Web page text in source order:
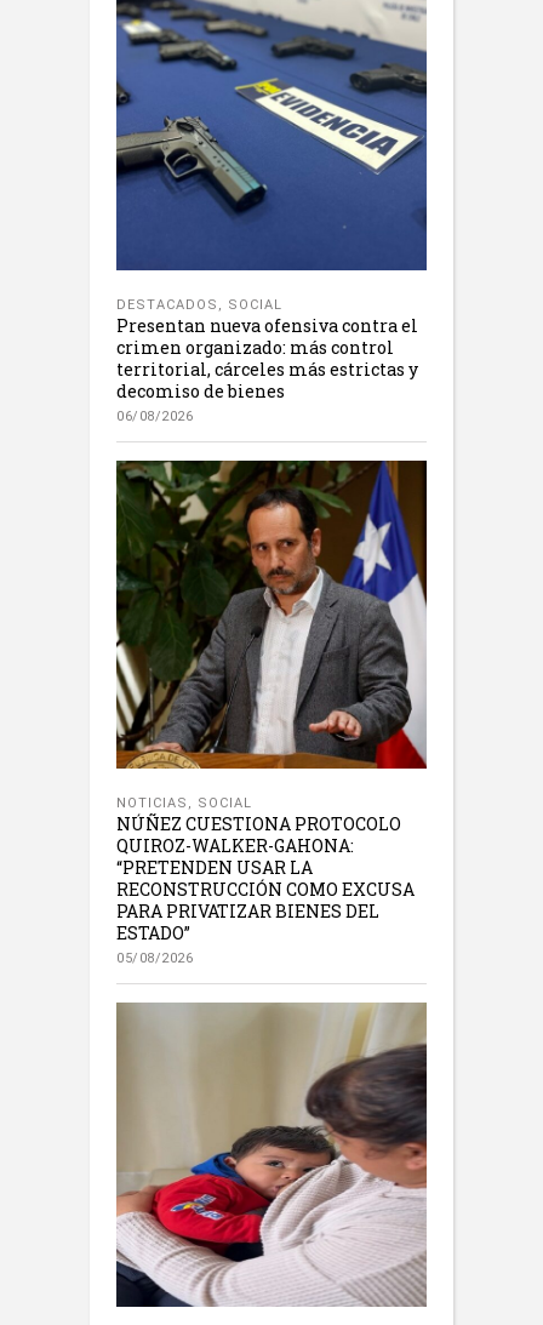
DESTACADOS , SOCIAL
Presentan nueva ofensiva contra el
crimen organizado: más control
territorial, cárceles más estrictas y
decomiso de bienes
06/08/2026
NOTICIAS , SOCIAL
NÚÑEZ CUESTIONA PROTOCOLO
QUIROZ-WALKER-GAHONA:
“PRETENDEN USAR LA
RECONSTRUCCIÓN COMO EXCUSA
PARA PRIVATIZAR BIENES DEL
ESTADO”
05/08/2026